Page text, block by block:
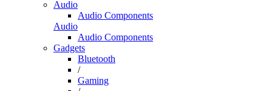
Audio
Audio Components
Audio
Audio Components
Gadgets
Bluetooth
/
Gaming